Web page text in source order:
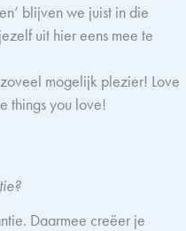
blijven we juist in die
uit hier eens mee te
mogelijk plezier! Love
things you love!
Daarmee creëer je